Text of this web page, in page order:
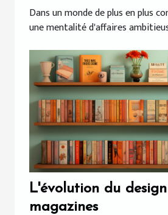
?
Dans un monde de plus en plus
une mentalité d'affaires
L'évolution du
magazines